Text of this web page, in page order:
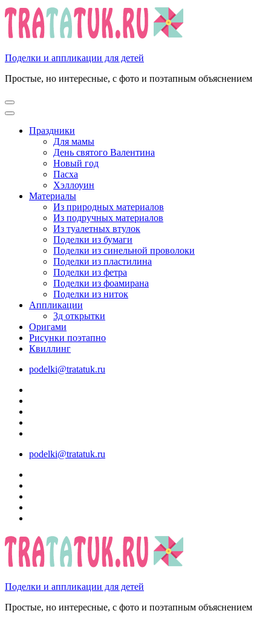
Перейти
к
содержимому
Enter)
Поделки и аппликации для детей
Простые, но интересные, с фото и поэтапным объяснением
Праздники
Для мамы
День святого Валентина
Новый год
Пасха
Хэллоуин
Материалы
Из природных материалов
Из подручных материалов
Из туалетных втулок
Поделки из бумаги
Поделки из синельной проволоки
Поделки из пластилина
Поделки из фетра
Поделки из фоамирана
Поделки из ниток
Аппликации
3д открытки
Оригами
Рисунки поэтапно
Квиллинг
podelki@tratatuk.ru
podelki@tratatuk.ru
Поделки и аппликации для детей
Простые, но интересные, с фото и поэтапным объяснением